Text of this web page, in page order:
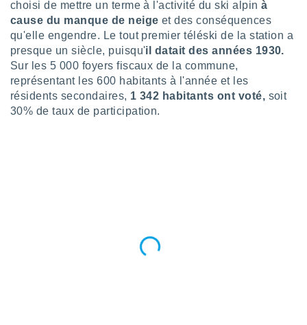
les
pas
de
vous
à
choisi de mettre un terme à l'activité du ski alpin à
cause du manque de neige et des conséquences
qu'elle engendre. Le tout premier téléski de la station a
presque un siècle, puisqu'il datait des années 1930.
Sur les 5 000 foyers fiscaux de la commune,
représentant les 600 habitants à l'année et les
résidents secondaires, 1 342 habitants ont voté, soit
30% de taux de participation.